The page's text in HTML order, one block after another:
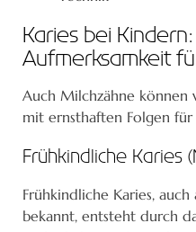
Karies bei
Aufmerksamkeit
Auch Milchzähne können
mit ernsthaften Folgen
Frühkindliche Karies
Frühkindliche Karies,
bekannt, entsteht durch